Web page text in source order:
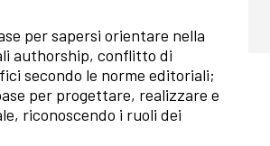
per sapersi orientare nella
authorship, conflitto di
secondo le norme editoriali;
per progettare, realizzare e
riconoscendo i ruoli dei